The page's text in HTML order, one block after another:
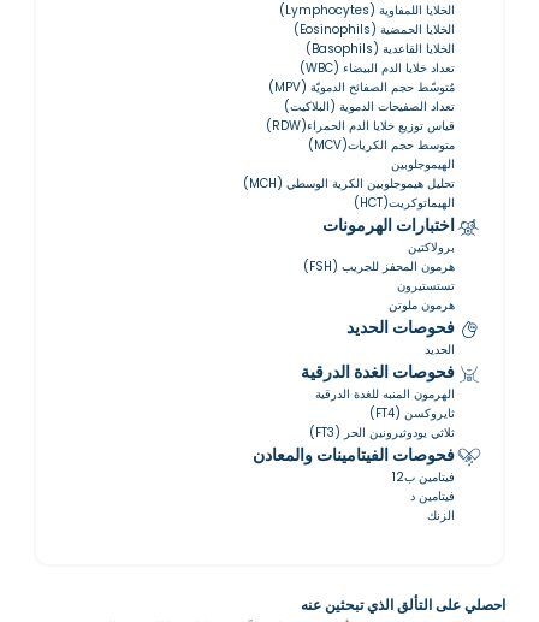
الخلايا اللمفاوية (Lymphocytes)
الخلايا الحمضية (Eosinophils)
الخلايا القاعدية (Basophils)
تعداد خلايا الدم البيضاء (WBC)
مُتوسّط ​​حجم الصفائح الدمويّة (MPV)
تعداد الصفيحات الدموية (البلاكيت)
قياس توزيع خلايا الدم الحمراء(RDW)
متوسط حجم الكريات(MCV)
الهيموجلوبين
تحليل هيموجلوبين الكرية الوسطي (MCH)
الهيماتوكريت(HCT)
اختبارات الهرمونات
برولاكتين
هرمون المحفز للجريب (FSH)
تستستيرون
هرمون ملوتن
فحوصات الحديد
الحديد
فحوصات الغدة الدرقية
الهرمون المنبه للغدة الدرقية
ثايروكسن (FT4)
ثلاثي يودوثيرونين الحر (FT3)
فحوصات الفيتامينات والمعادن
فيتامين ب12
فيتامين د
الزنك
احصلي على التألق الذي تبحثين عنه